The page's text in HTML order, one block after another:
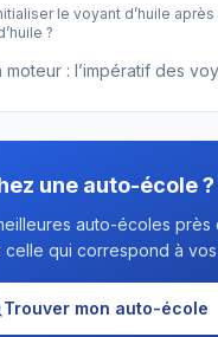
le voyant d’huile après
?
: l’impératif des
une auto-école ?
auto-écoles près
qui correspond à
Trouver mon auto-école